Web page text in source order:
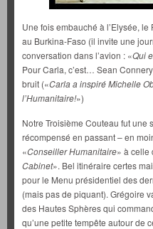
Une fois embauché à l’Elysée, le
au Burkina-Faso (il invite une
conversation dans l’avion : «Qui
Pour Carla, c’est… Sean
bruit («Carla a inspiré Michelle
l’Humanitaire!»)
Notre Troisième Couteau fut une
récompensé en passant – en
«Conseiller Humanitaire» à celle
Cabinet». Bel itinéraire certes
pour le Menu présidentiel des
(mais pas de piquant). Grégoire
des Hautes Sphères qui
qu’une petite tempête autour de